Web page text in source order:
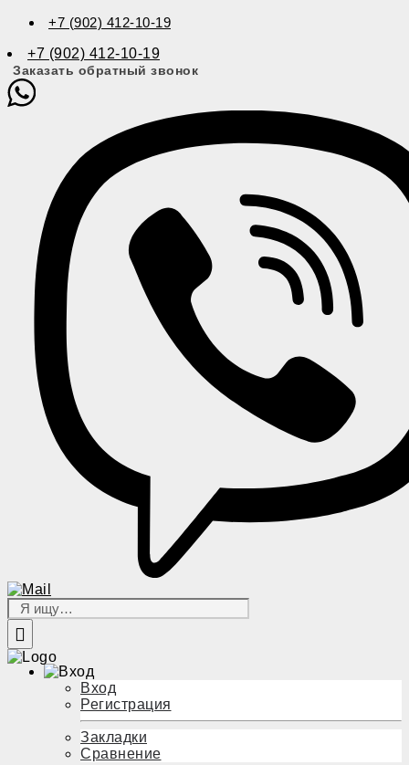
+7 (902) 412-10-19
+7 (902) 412-10-19
Заказать обратный звонок
Вход
Регистрация
Закладки
Сравнение